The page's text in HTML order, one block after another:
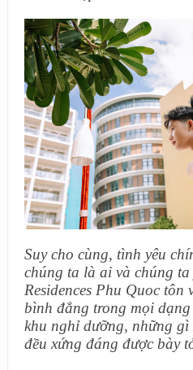
Suy cho cùng, tình yêu
chúng ta là ai và chúng ta
Residences Phu Quoc tôn
bình đẳng trong mọi
khu nghỉ dưỡng, những
đều xứng đáng được bày